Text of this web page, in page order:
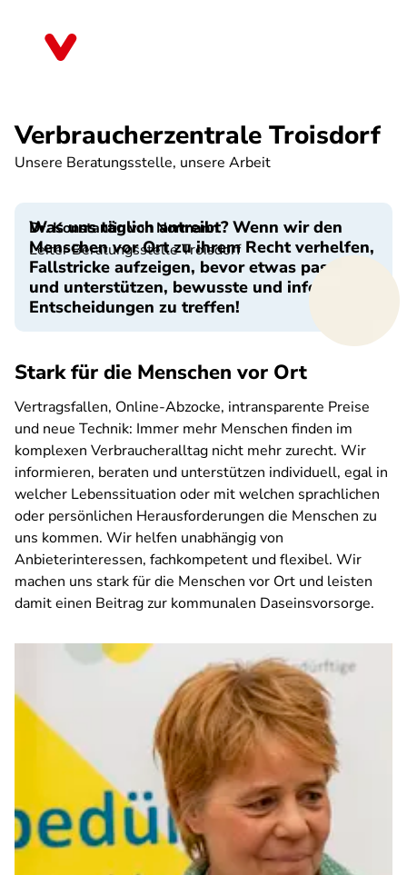
Verbraucherzentrale Troisdorf
Unsere Beratungsstelle, unsere Arbeit
Was uns täglich antreibt? Wenn wir den
Menschen vor Ort zu ihrem Recht verhelfen,
Fallstricke aufzeigen, bevor etwas passiert
und unterstützen, bewusste und informierte
Entscheidungen zu treffen!
Dr. Konstantin von Normann
Leiter Beratungsstelle Troisdorf
Stark für die Menschen vor Ort
Vertragsfallen, Online-Abzocke, intransparente Preise
und neue Technik: Immer mehr Menschen finden im
komplexen Verbraucheralltag nicht mehr zurecht. Wir
informieren, beraten und unterstützen individuell, egal in
welcher Lebenssituation oder mit welchen sprachlichen
oder persönlichen Herausforderungen die Menschen zu
uns kommen. Wir helfen unabhängig von
Anbieterinteressen, fachkompetent und flexibel. Wir
machen uns stark für die Menschen vor Ort und leisten
damit einen Beitrag zur kommunalen Daseinsvorsorge.